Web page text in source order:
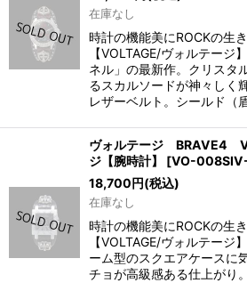
在庫なし
時計の機能美にROCKの生
【VOLTAGE/ヴォルテージ
ネル」の最新作。クリスタ
るスカルソードが神々しく
レザーベルト。シールド（
ヴォルテージ BRAVE4
ジ【腕時計】
[VO-
18,700円(税込)
在庫なし
時計の機能美にROCKの生
【VOLTAGE/ヴォルテージ
ーム型のスクエアケースに
チョが高級感ある仕上がり